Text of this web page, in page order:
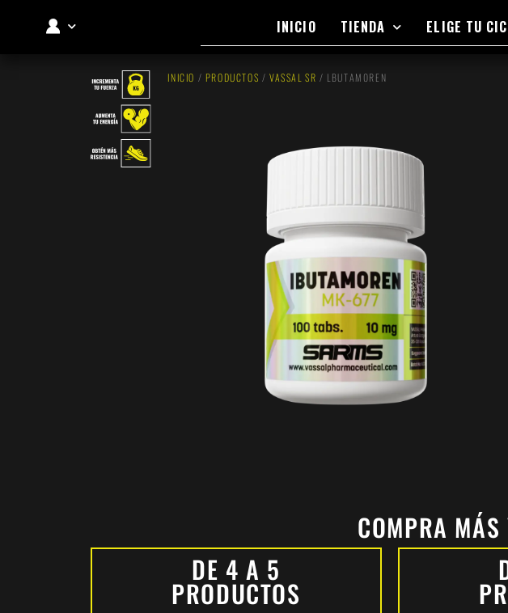
MI CUENTA INICIO TIENDA ELIGE TU
INICIO / PRODUCTOS /VASSAL SR / LBUTAM0REN
COMPRA
DE 4 A 5
PRODUCTOS